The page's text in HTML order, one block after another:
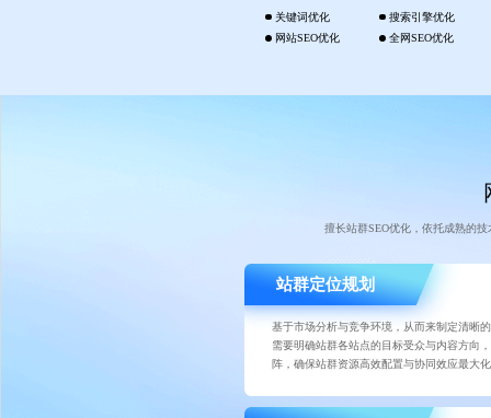
关键词优化
搜索引擎优化
网站SEO优化
全网SEO优化
擅长站群SEO优化，依托成熟的
站群定位规划
基于市场分析与竞争环境，从而来制定清晰
需要明确站群各站点的目标受众与内容方向
阵，确保站群资源高效配置与协同效应最大